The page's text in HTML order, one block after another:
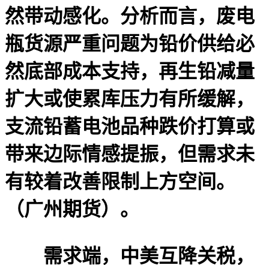
然带动感化。分析而言，废电
瓶货源严重问题为铅价供给必
然底部成本支持，再生铅减量
扩大或使累库压力有所缓解，
支流铅蓄电池品种跌价打算或
带来边际情感提振，但需求未
有较着改善限制上方空间。
（广州期货）。
需求端，中美互降关税，